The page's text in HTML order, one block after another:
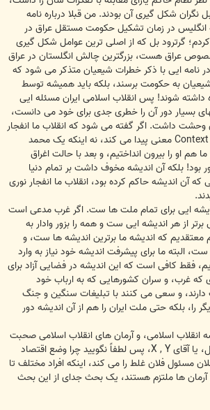
نگران شکل گیری آن بودند. من قبلا درباره نامه
انگلیس در زمان تشکیل حکومت مستقل عراق در
گرترود بل که از اصلی ترین عوامل شکل گیری
عراق هست، بزرگترین چالش انگلستان در عراق
نامه ایی با ذکر خطرات شیعیان متذکر می شود که
به حکومت برسند، بلکه باید همیشه توسط
شوند! پس انقلاب اسلامی ایران مسئله ایی
بسیار دور آن را خطری جدی برای خود می دانست،
وحشت داشت. اگر گفته می شود که انقلاب ما انفجار
نور بود، این جمله در این Context معنی پیدا می کند، نه اینکه یک محمد
هم او را بیرون انداختیم، و بعد با حالت اغراق
بود! بلکه آن اندیشه مخوف داشت بر تمام دنیا
آن اندیشه حاکم کرده بود، انقلاب ما انفجار نوری
ایی برای تمام ملت ها ست. اگر غرب مدعی است
از هر اندیشه ایی ست و همه را بزور وادار به
که اندیشه ما برترین اندیشه ها ست، و
البته ما برای پیشرفت اندیشه خود نیاز به وارد
فقط کافی است که این اندیشه در فضایی آزاد برای
غرب، و سران کشورهایی که به ارباب خود
و سعی می کنند با تبلیغات سنگین و جنگ
را، بلکه حتی ملت ایران را هم از آن اندیشه دور
انقلاب اسلامی، و آرمان های انقلاب اسلامی صحبت
می کنم، نه از فلان مسئول، یا آقای X , Y، پس لطفاً نگویید چرا وضع اقتصاد
مسئول فلان غلط را می کند، اینکه افراد مختلف تا
ها ملتزم هستند، یک بحث جدای از این بحث